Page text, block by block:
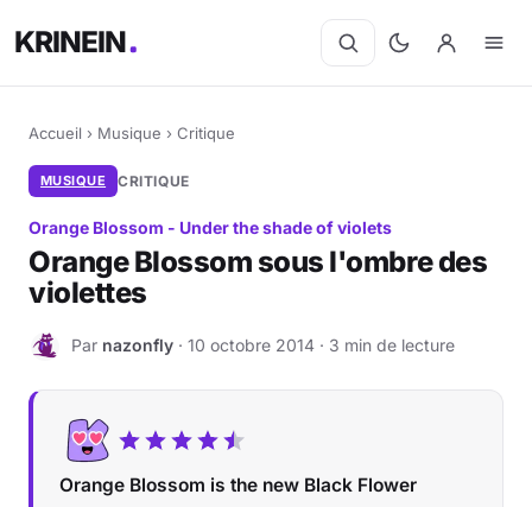
KRINEIN
Accueil › Musique › Critique
MUSIQUE CRITIQUE
Orange Blossom - Under the shade of violets
Orange Blossom sous l'ombre des
violettes
N Par nazonfly · 10 octobre 2014 · 3 min de lecture
Orange Blossom is the new Black Flower